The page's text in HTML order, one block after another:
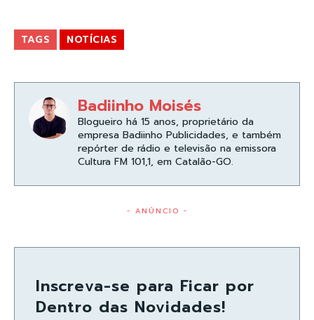
TAGS NOTÍCIAS
Badiinho Moisés
Blogueiro há 15 anos, proprietário da
empresa Badiinho Publicidades, e também
repórter de rádio e televisão na emissora
Cultura FM 101,1, em Catalão-GO.
- ANÚNCIO -
Inscreva-se para Ficar por
Dentro das Novidades!